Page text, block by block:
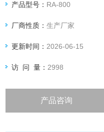
产品型号： RA-800
厂商性质：生产厂家
更新时间： 2026-06-15
访 问 量： 2998
产品咨询